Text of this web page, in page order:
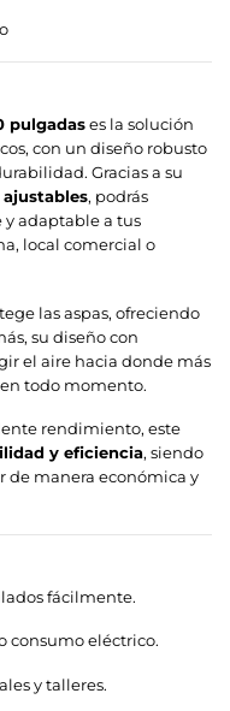
pulgadas es la solución
con un diseño robusto
Gracias a su
, podrás
adaptable a tus
local comercial o
las aspas, ofreciendo
su diseño con
el aire hacia donde más
todo momento.
rendimiento, este
y eficiencia, siendo
de manera económica y
fácilmente.
consumo eléctrico.
y talleres.